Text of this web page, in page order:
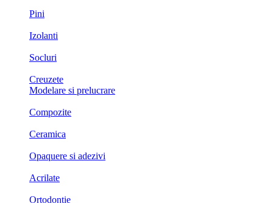
Pini
Izolanti
Socluri
Creuzete
Modelare si prelucrare
Compozite
Ceramica
Opaquere si adezivi
Acrilate
Ortodontie